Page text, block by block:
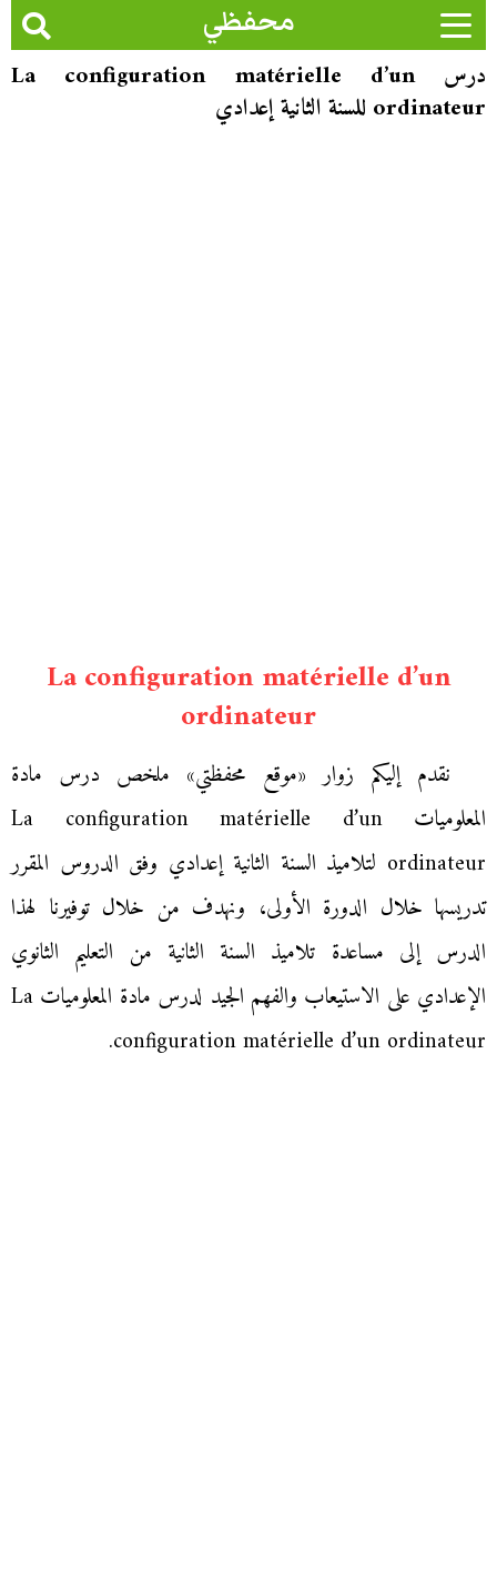
محفظي
درس La configuration matérielle d’un
ordinateur للسنة الثانية إعدادي
La configuration matérielle d’un
ordinateur
نقدم إليكم زوار «موقع محفظتي» ملخص درس مادة
المعلوميات La configuration matérielle d’un
ordinateur لتلاميذ السنة الثانية إعدادي وفق الدروس المقرر
تدريسها خلال الدورة الأولى، ونهدف من خلال توفيرنا لهذا
الدرس إلى مساعدة تلاميذ السنة الثانية من التعليم الثانوي
الإعدادي على الاستيعاب والفهم الجيد لدرس مادة المعلوميات La
configuration matérielle d’un ordinateur.